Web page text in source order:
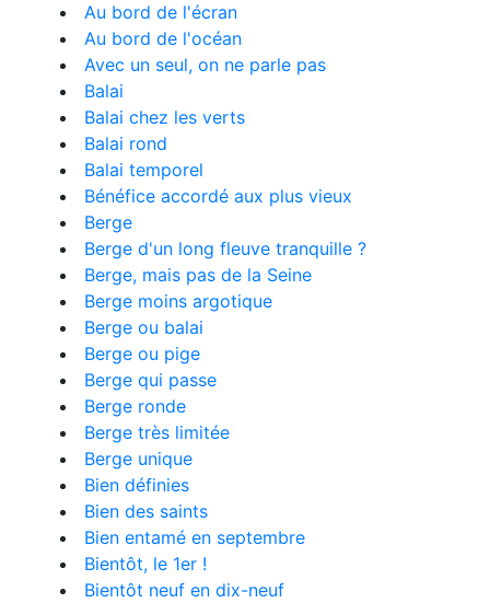
Au bord de l'écran
Au bord de l'océan
Avec un seul, on ne parle pas
Balai
Balai chez les verts
Balai rond
Balai temporel
Bénéfice accordé aux plus vieux
Berge
Berge d'un long fleuve tranquille ?
Berge, mais pas de la Seine
Berge moins argotique
Berge ou balai
Berge ou pige
Berge qui passe
Berge ronde
Berge très limitée
Berge unique
Bien définies
Bien des saints
Bien entamé en septembre
Bientôt, le 1er !
Bientôt neuf en dix-neuf